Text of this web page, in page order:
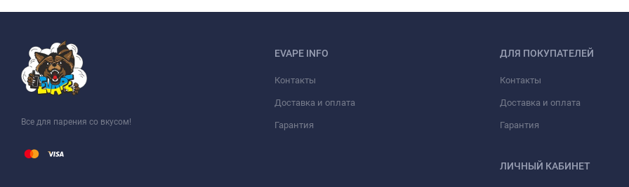
Все для парения со вкусом!
EVAPE INFO
Контакты
Доставка и оплата
Гарантия
ДЛЯ ПОКУПАТЕЛЕЙ
Контакты
Доставка и оплата
Гарантия
ЛИЧНЫЙ КАБИНЕТ